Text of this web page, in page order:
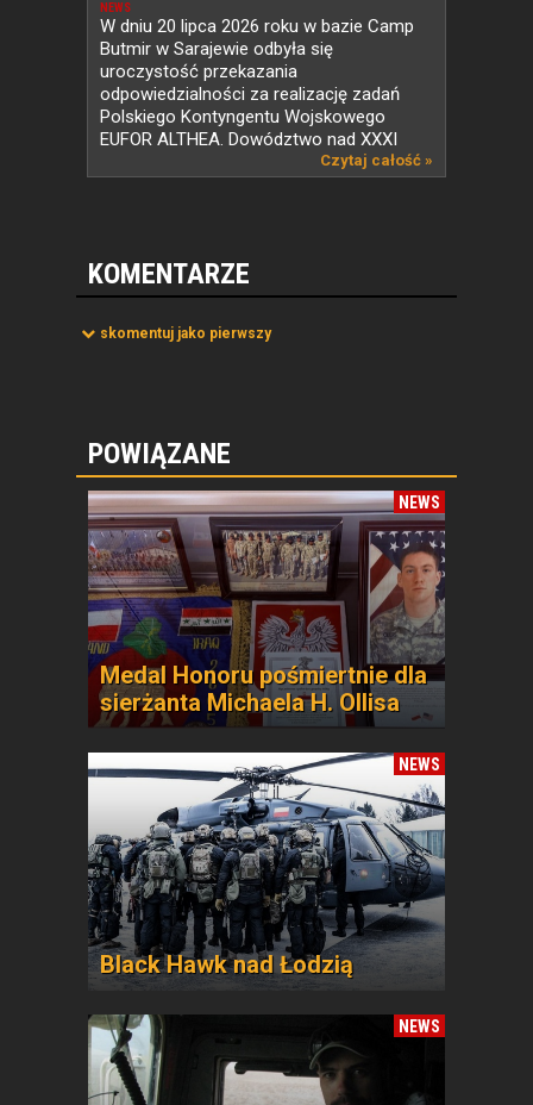
NEWS
W dniu 20 lipca 2026 roku w bazie Camp
Butmir w Sarajewie odbyła się
uroczystość przekazania
odpowiedzialności za realizację zadań
Polskiego Kontyngentu Wojskowego
EUFOR ALTHEA. Dowództwo nad XXXI
Czytaj całość »
KOMENTARZE
skomentuj jako pierwszy
POWIĄZANE
NEWS
Medal Honoru pośmiertnie dla
sierżanta Michaela H. Ollisa
NEWS
Black Hawk nad Łodzią
NEWS